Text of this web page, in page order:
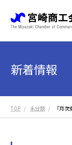
新着情報
TOP 未分類 『月